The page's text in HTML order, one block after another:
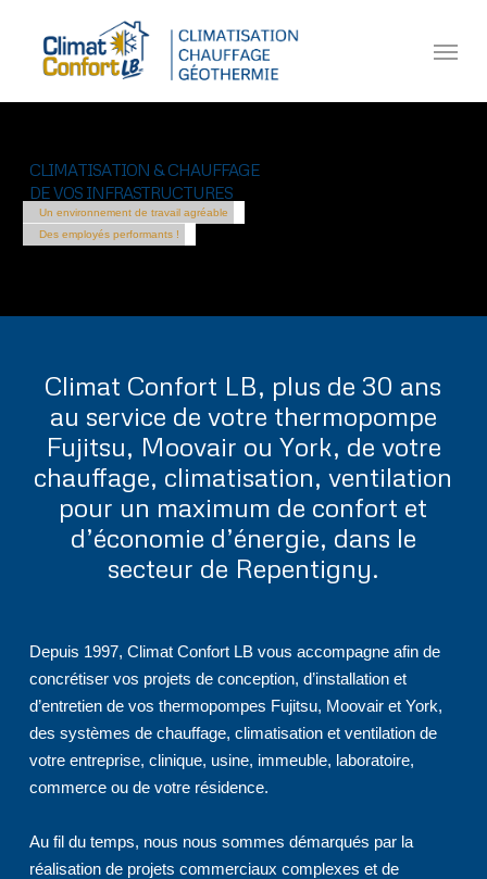
Menu
CLIMATISATION & CHAUFFAGE
DE VOS INFRASTRUCTURES
Un environnement de travail agréable
Des employés performants !
Climat Confort LB, plus de 30 ans
au service de votre thermopompe
Fujitsu, Moovair ou York, de votre
chauffage, climatisation, ventilation
pour un maximum de confort et
d’économie d’énergie, dans le
secteur de Repentigny.
Depuis 1997, Climat Confort LB vous accompagne afin de
concrétiser vos projets de conception, d’installation et
d’entretien de vos thermopompes Fujitsu, Moovair et York,
des systèmes de chauffage, climatisation et ventilation de
votre entreprise, clinique, usine, immeuble, laboratoire,
commerce ou de votre résidence.
Au fil du temps, nous nous sommes démarqués par la
réalisation de projets commerciaux complexes et de